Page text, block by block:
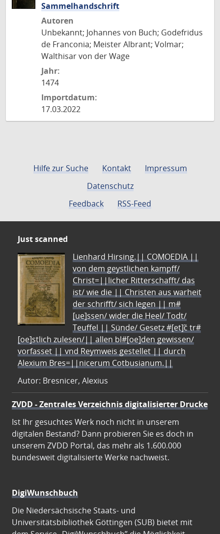
Sammelhandschrift
Autoren
Unbekannt; Johannes von Buch; Godefridus
de Franconia; Meister Albrant; Volmar;
Walthisar von der Wage
Jahr:
1474
Importdatum:
17.03.2022
Hilfe zur Suche Kontakt
Impressum
Datenschutz
Feedback
RSS-Feed
Just scanned
Lienhard Hirsing.|| COMOEDIA ||
von dem geystlichen kampff/
Christ=||licher Ritterschafft/ das
ist/ wie die || Christen aus warheit
der schrifft/ sich legen || m#
[ue]ssen/ wider die Heel/ Todt/
Teuffel || Sünde/ Gesetz #[et]c̃ tr#
[oe]stlich zulesen/|| allen bl#[oe]den gewissen/
vorfasset || vnd Reymweis gestellet || durch
Alexium Bres=||nicerum Cotbusianum.||
Autor: Bresnicer, Alexius
ZVDD - Zentrales Verzeichnis digitalisierter Drucke
Ist Ihr gesuchtes Werk noch nicht in unserem
digitalen Bestand? Dann probieren Sie es doch in
unserem ZVDD Portal, das mehr als 1.600.000
bundesweit digitalisierte Werke nachweist.
DigiWunschbuch
Die Niedersächsische Staats- und
Universitätsbibliothek Göttingen (SUB) bietet mit